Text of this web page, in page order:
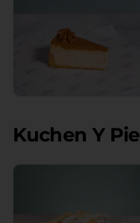
Kuchen Y Pie